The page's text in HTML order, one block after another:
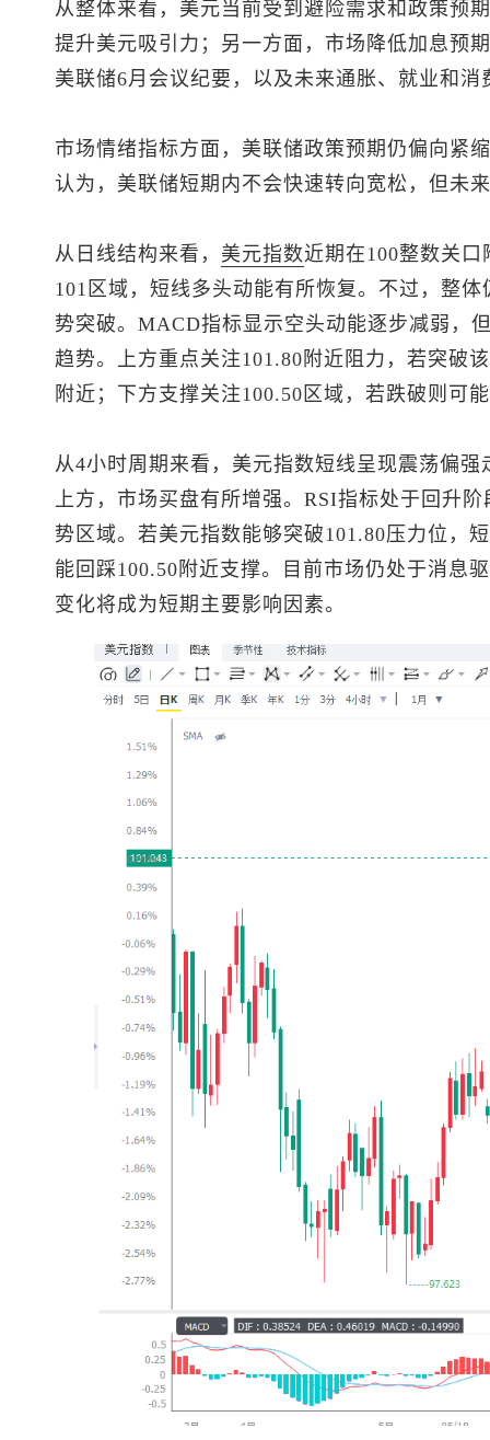
从整体来看，美元当前受到避险需求和政策预
提升美元吸引力；另一方面，市场降低加息预
美联储6月会议纪要，以及未来通胀、就业和
市场情绪指标方面，美联储政策预期仍偏向紧
认为，美联储短期内不会快速转向宽松，但未
从日线结构来看， 美元指数近期在100整数关
101区域，短线多头动能有所恢复。不过，整
势突破。MACD指标显示空头动能逐步减弱，
趋势。上方重点关注101.80附近阻力，若突破
附近；下方支撑关注100.50区域，若跌破则可
从4小时周期来看， 美元指数短线呈现震荡偏强
上方，市场买盘有所增强。RSI指标处于回升
势区域。若美元指数能够突破101.80压力位，
能回踩100.50附近支撑。目前市场仍处于消息
变化将成为短期主要影响因素。